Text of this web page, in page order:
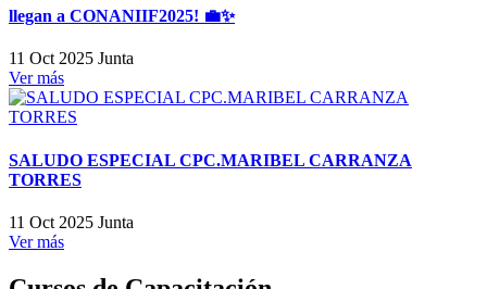
llegan a CONANIIF2025! 💼✨
11 Oct 2025 Junta
Ver más
SALUDO ESPECIAL CPC.MARIBEL CARRANZA
TORRES
11 Oct 2025 Junta
Ver más